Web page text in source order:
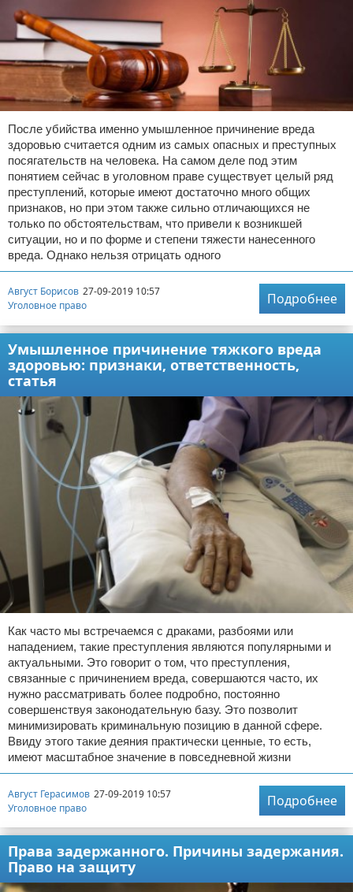
После убийства именно умышленное причинение вреда
здоровью считается одним из самых опасных и преступных
посягательств на человека. На самом деле под этим
понятием сейчас в уголовном праве существует целый ряд
преступлений, которые имеют достаточно много общих
признаков, но при этом также сильно отличающихся не
только по обстоятельствам, что привели к возникшей
ситуации, но и по форме и степени тяжести нанесенного
вреда. Однако нельзя отрицать одного
Август Борисов 27-09-2019 10:57
Уголовное право
Подробнее
Умышленное причинение тяжкого вреда
здоровью: признаки, ответственность,
статья
Как часто мы встречаемся с драками, разбоями или
нападением, такие преступления являются популярными и
актуальными. Это говорит о том, что преступления,
связанные с причинением вреда, совершаются часто, их
нужно рассматривать более подробно, постоянно
совершенствуя законодательную базу. Это позволит
минимизировать криминальную позицию в данной сфере.
Ввиду этого такие деяния практически ценные, то есть,
имеют масштабное значение в повседневной жизни
Август Герасимов 27-09-2019 10:57
Уголовное право
Подробнее
Права задержанного. Причины задержания.
Право на защиту